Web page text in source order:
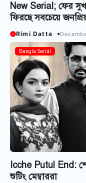
New Serial; ফের
ফিরছে সবচেয়ে
Rimi Datta
Bangla Serial
Icche Putul End:
শুটিং মেম্বাররা